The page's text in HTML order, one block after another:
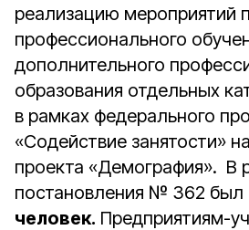
реализацию мероприятий
профессионального
дополнительного
образования отдельных
в рамках федерального
«Содействие занятости»
проекта «Демография». В
постановления № 362 был
человек. Предприятиям-